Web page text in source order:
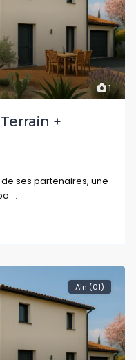
1
+
ses partenaires, une
Ain (01)